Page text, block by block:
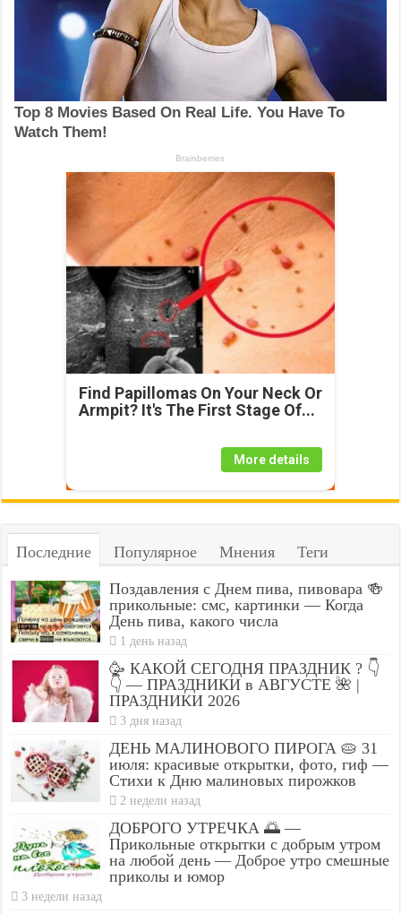
Find Papillomas On Your Neck Or
Armpit? It's The First Stage Of...
More details
Последние Популярное Мнения Теги
Поздавления с Днем пива, пивовара 🍻
прикольные: смс, картинки — Когда
День пива, какого числа
1 день назад
🥳 КАКОЙ СЕГОДНЯ ПРАЗДНИК ? 👇
👇 — ПРАЗДНИКИ в АВГУСТЕ 🌺 |
ПРАЗДНИКИ 2026
3 дня назад
ДЕНЬ МАЛИНОВОГО ПИРОГА 🥧 31
июля: красивые открытки, фото, гиф —
Стихи к Дню малиновых пирожков
2 недели назад
ДОБРОГО УТРЕЧКА 🌅 —
Прикольные открытки с добрым утром
на любой день — Доброе утро смешные
приколы и юмор
3 недели назад